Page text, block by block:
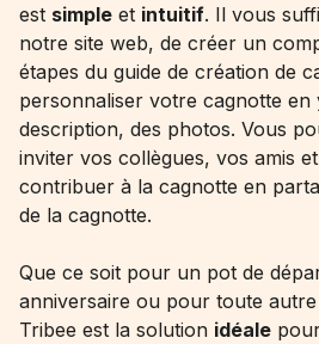
est simple et intuitif. Il vous
notre site web, de créer un
étapes du guide de création de
personnaliser votre cagnotte en
description, des photos. Vous
inviter vos collègues, vos amis
contribuer à la cagnotte en
de la cagnotte.
Que ce soit pour un pot de
anniversaire ou pour toute
Tribee est la solution idéale